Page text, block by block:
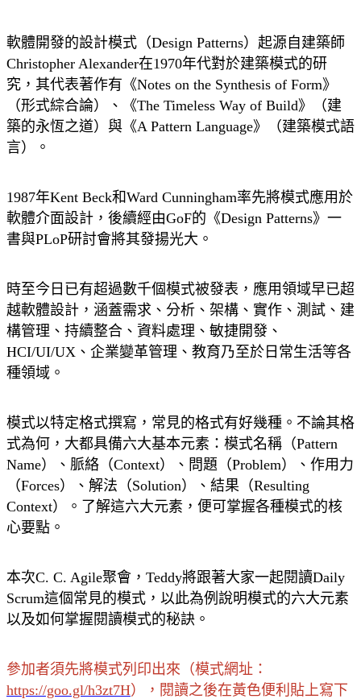
軟體開發的設計模式（Design Patterns）起源自建築師
Christopher Alexander在1970年代對於建築模式的研
究，其代表著作有《Notes on the Synthesis of Form》
（形式綜合論）、《The Timeless Way of Build》（建
築的永恆之道）與《A Pattern Language》（建築模式語
言）。
1987年Kent Beck和Ward Cunningham率先將模式應用於
軟體介面設計，後續經由GoF的《Design Patterns》一
書與PLoP研討會將其發揚光大。
時至今日已有超過數千個模式被發表，應用領域早已超
越軟體設計，涵蓋需求、分析、架構、實作、測試、建
構管理、持續整合、資料處理、敏捷開發、
HCI/UI/UX、企業變革管理、教育乃至於日常生活等各
種領域。
模式以特定格式撰寫，常見的格式有好幾種。不論其格
式為何，大都具備六大基本元素：模式名稱（Pattern
Name）、脈絡（Context）、問題（Problem）、作用力
（Forces）、解法（Solution）、結果（Resulting
Context）。了解這六大元素，便可掌握各種模式的核
心要點。
本次C. C. Agile聚會，Teddy將跟著大家一起閱讀Daily
Scrum這個常見的模式，以此為例說明模式的六大元素
以及如何掌握閱讀模式的秘訣。
參加者須先將模式列印出來（模式網址：
https://goo.gl/h3zt7H），閱讀之後在黃色便利貼上寫下